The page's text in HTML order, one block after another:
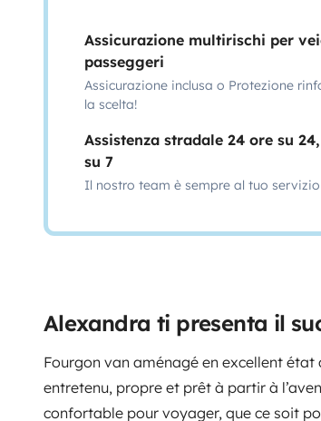
Assicurazione multirischi per
passeggeri
Assicurazione inclusa o Protezione
la scelta!
Assistenza stradale 24 ore su
su 7
Il nostro team è sempre al tuo servizio
Alexandra ti presenta il
Fourgon van aménagé en excellent
entretenu, propre et prêt à partir à
confortable pour voyager, que ce soit